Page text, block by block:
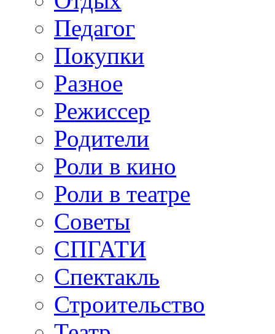
Педагог
Покупки
Разное
Режиссер
Родители
Роли в кино
Роли в театре
Советы
СПГАТИ
Спектакль
Строительство